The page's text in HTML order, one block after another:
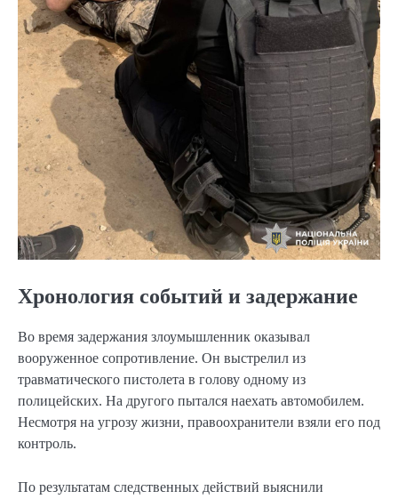
Хронология событий и задержание
Во время задержания злоумышленник оказывал
вооруженное сопротивление. Он выстрелил из
травматического пистолета в голову одному из
полицейских. На другого пытался наехать автомобилем.
Несмотря на угрозу жизни, правоохранители взяли его под
контроль.
По результатам следственных действий выяснили